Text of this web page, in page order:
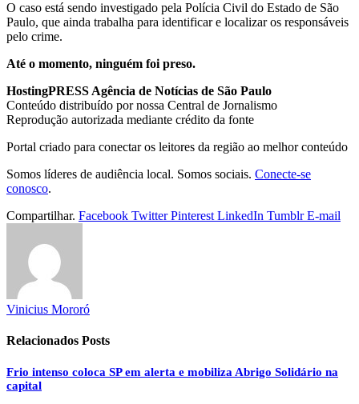
O caso está sendo investigado pela Polícia Civil do Estado de São
Paulo, que ainda trabalha para identificar e localizar os responsáveis
pelo crime.
Até o momento, ninguém foi preso.
HostingPRESS Agência de Notícias de São Paulo
Conteúdo distribuído por nossa Central de Jornalismo
Reprodução autorizada mediante crédito da fonte
Portal criado para conectar os leitores da região ao melhor conteúdo
Somos líderes de audiência local. Somos sociais. Conecte-se
conosco.
Compartilhar. Facebook Twitter Pinterest LinkedIn Tumblr E-mail
Vinicius Mororó
Relacionados Posts
Frio intenso coloca SP em alerta e mobiliza Abrigo Solidário na
capital